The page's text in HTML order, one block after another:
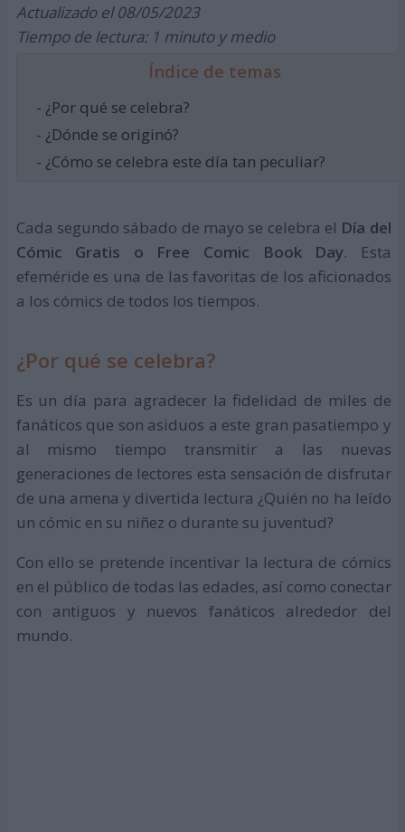
Actualizado el 08/05/2023
Tiempo de lectura: 1 minuto y medio
Índice de temas
- ¿Por qué se celebra?
- ¿Dónde se originó?
- ¿Cómo se celebra este día tan peculiar?
Cada segundo sábado de mayo se celebra el Día del
Cómic Gratis o Free Comic Book Day. Esta
efeméride es una de las favoritas de los aficionados
a los cómics de todos los tiempos.
¿Por qué se celebra?
Es un día para agradecer la fidelidad de miles de
fanáticos que son asiduos a este gran pasatiempo y
al mismo tiempo transmitir a las nuevas
generaciones de lectores esta sensación de disfrutar
de una amena y divertida lectura ¿Quién no ha leído
un cómic en su niñez o durante su juventud?
Con ello se pretende incentivar la lectura de cómics
en el público de todas las edades, así como conectar
con antiguos y nuevos fanáticos alrededor del
mundo.